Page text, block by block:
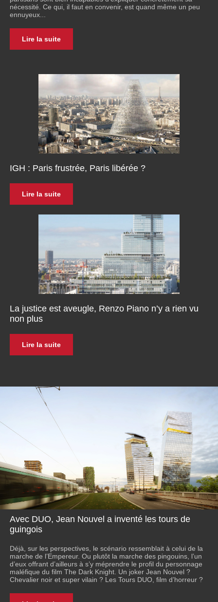
nécessité. Ce qui, il faut en convenir, est quand même un peu
ennuyeux...
Lire la suite
IGH : Paris frustrée, Paris libérée ?
Lire la suite
La justice est aveugle, Renzo Piano n’y a rien vu
non plus
Lire la suite
Avec DUO, Jean Nouvel a inventé les tours de
guingois
Déjà, sur les perspectives, le scénario ressemblait à celui de la
marche de l’Empereur. Ou plutôt la marche des pingouins, l’un
d’eux offrant d’ailleurs à s’y méprendre le profil du personnage
maléfique du film The Dark Knight. Un joker Jean Nouvel ?
Chevalier noir et super vilain ? Les Tours DUO, film d’horreur ?